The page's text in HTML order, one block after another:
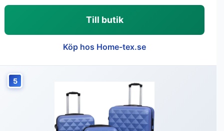
Till butik
Köp hos Home-tex.se
5